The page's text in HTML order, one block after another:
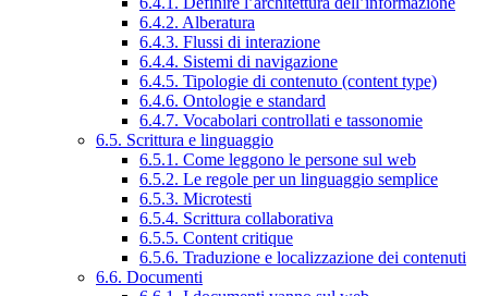
6.4.2. Alberatura
6.4.3. Flussi di interazione
6.4.4. Sistemi di navigazione
6.4.5. Tipologie di contenuto (content type)
6.4.6. Ontologie e standard
6.4.7. Vocabolari controllati e tassonomie
6.5. Scrittura e linguaggio
6.5.1. Come leggono le persone sul web
6.5.2. Le regole per un linguaggio semplice
6.5.3. Microtesti
6.5.4. Scrittura collaborativa
6.5.5. Content critique
6.5.6. Traduzione e localizzazione dei contenuti
6.6. Documenti